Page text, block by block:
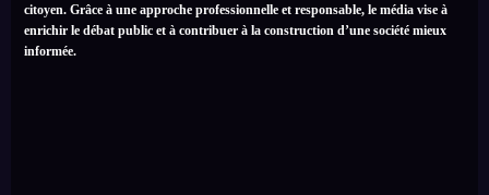
citoyen. Grâce à une approche professionnelle et responsable, le média vise à
enrichir le débat public et à contribuer à la construction d’une société mieux
informée.